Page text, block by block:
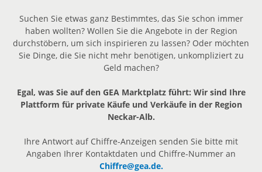
Suchen Sie etwas ganz Bestimmtes, das Sie schon immer
haben wollten? Wollen Sie die Angebote in der Region
durchstöbern, um sich inspirieren zu lassen? Oder möchten
Sie Dinge, die Sie nicht mehr benötigen, unkompliziert zu
Geld machen?
Egal, was Sie auf den GEA Marktplatz führt: Wir sind Ihre
Plattform für private Käufe und Verkäufe in der Region
Neckar-Alb.
Ihre Antwort auf Chiffre-Anzeigen senden Sie bitte mit
Angaben Ihrer Kontaktdaten und Chiffre-Nummer an
Chiffre@gea.de.